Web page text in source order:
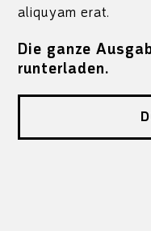
aliquyam erat.
Die ganze
runterladen.